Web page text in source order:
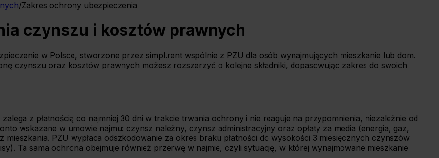
/Zakres ochrony ubezpieczenia
czynszu i kosztów prawnych
w Polsce, stworzone przez simpl.rent wspólnie z PZU dla osób wynajmujących mieszkanie lub dom.
czynszu oraz kosztów prawnych możesz rozszerzyć o kolejne składniki, dopasowując zakres do swoich
z płatnością co najmniej 30 dni w trakcie trwania ochrony i nie reaguje na przypomnienia, niezależnie od
wskazane w umowie najmu: czynsz należny, czynsz administracyjny oraz opłaty za media (energia, gaz,
mieszkania. PZU wypłaca odszkodowanie za okres braku płatności do wysokości 3 miesięcznych czynszów
Ta sama ochrona obejmuje również przerwę w najmie, czyli sytuację, w której wynajmowane mieszkanie